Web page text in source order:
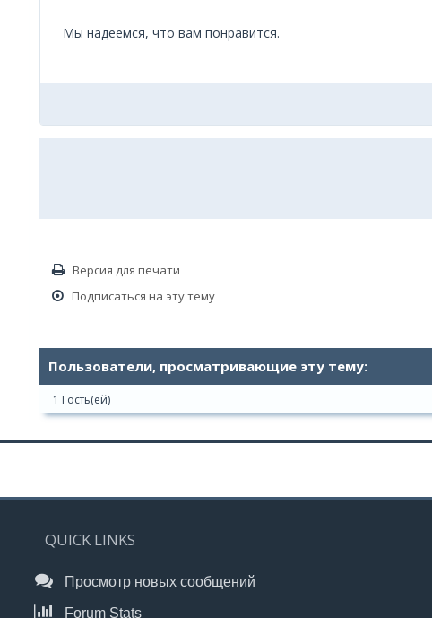
Мы надеемся, что вам понравится.
Версия для печати
Подписаться на эту тему
Пользователи, просматривающие эту тему:
1 Гость(ей)
QUICK LINKS
Просмотр новых сообщений
Forum Stats